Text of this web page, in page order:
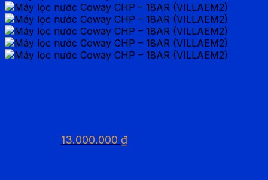
Giá
13.000.000 ₫Giá